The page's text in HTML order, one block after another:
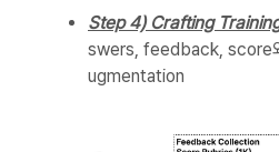
Step 4) Crafting
swers, feedback, score
ugmentation